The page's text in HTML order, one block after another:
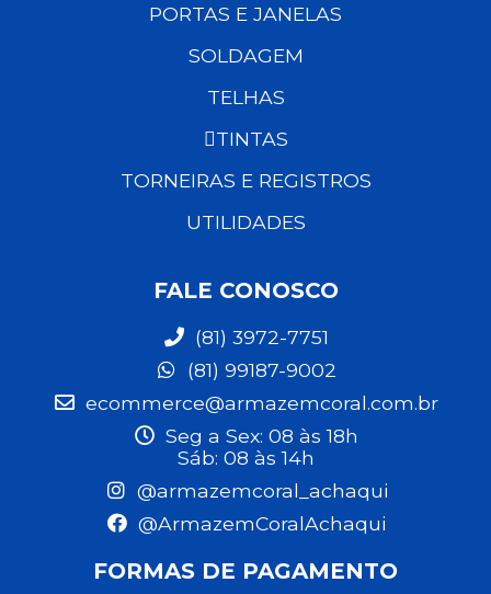
PORTAS E JANELAS
SOLDAGEM
TELHAS
TINTAS
TORNEIRAS E REGISTROS
UTILIDADES
FALE CONOSCO
(81) 3972-7751
(81) 99187-9002
ecommerce@armazemcoral.com.br
Seg a Sex: 08 às 18h
Sáb: 08 às 14h
@armazemcoral_achaqui
@ArmazemCoralAchaqui
FORMAS DE PAGAMENTO